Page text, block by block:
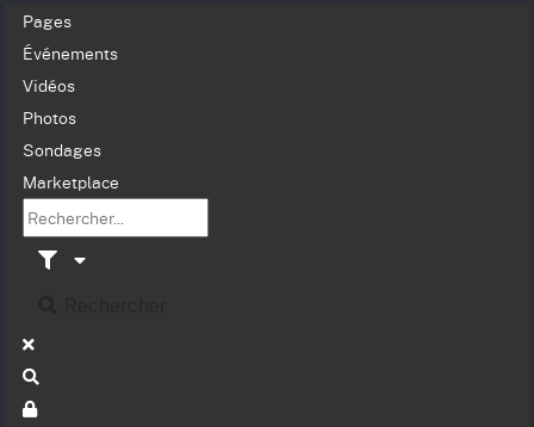
Pages
Événements
Vidéos
Photos
Sondages
Marketplace